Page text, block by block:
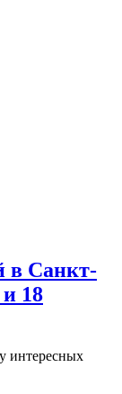
в Санкт-
18
интересных